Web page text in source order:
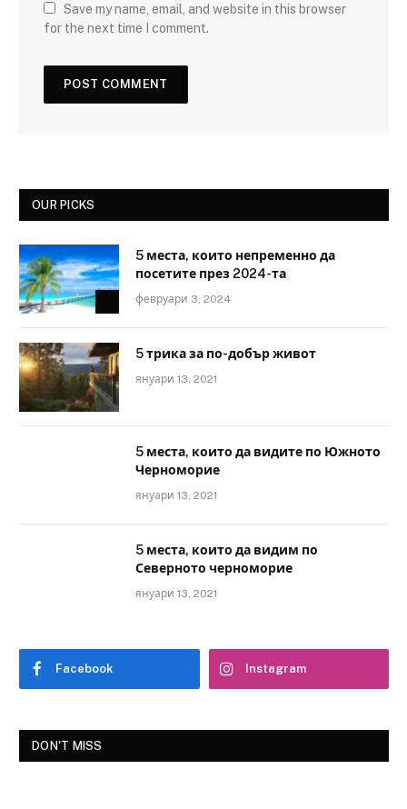
Save my name, email, and website in this browser
for the next time I comment.
OUR PICKS
5 места, които непременно да
посетите през 2024-та
февруари 3, 2024
5 трика за по-добър живот
януари 13, 2021
5 места, които да видите по Южното
Черноморие
януари 13, 2021
5 места, които да видим по
Северното черноморие
януари 13, 2021
Facebook Instagram
DON'T MISS